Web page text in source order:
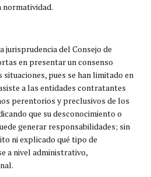
jurisprudencia del Consejo de
en presentar un consenso
pues se han limitado en
a las entidades contratantes
perentorios y preclusivos de los
que su desconocimiento o
generar responsabilidades; sin
ni explicado qué tipo de
a nivel administrativo,